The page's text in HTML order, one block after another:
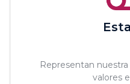
Representan
valores